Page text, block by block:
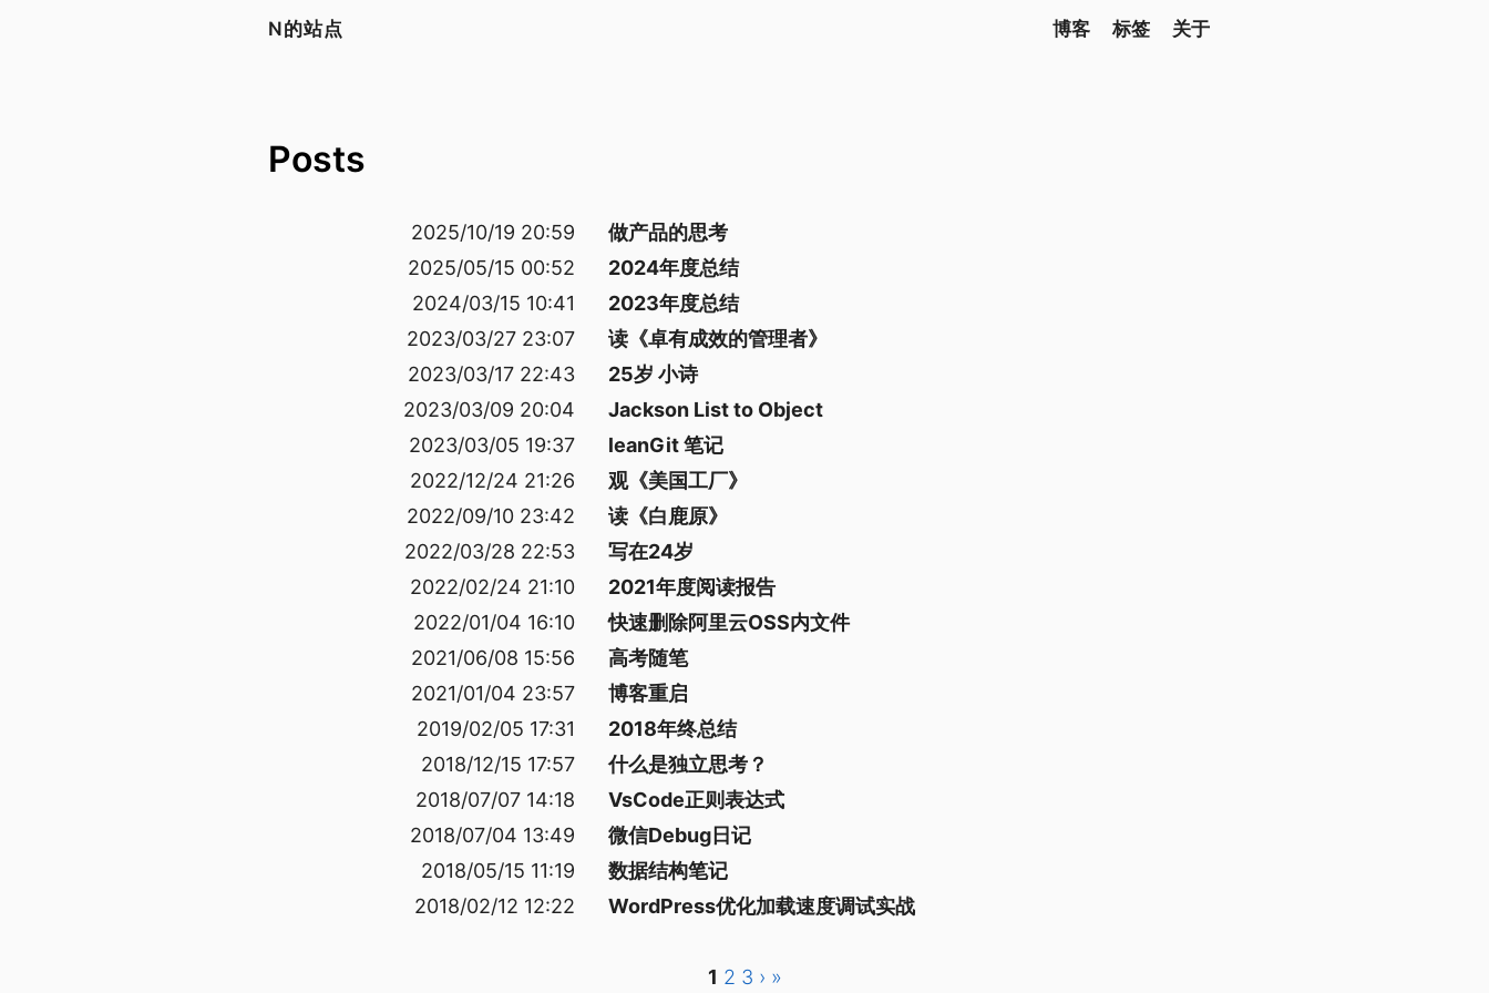
N的站点 博客 标签 关于
Posts
2025/10/19 20:59
做产品的思考
2025/05/15 00:52
2024年度总结
2024/03/15 10:41
2023年度总结
2023/03/27 23:07
读《卓有成效的管理者》
2023/03/17 22:43
25岁 小诗
2023/03/09 20:04
Jackson List to Object
2023/03/05 19:37
leanGit 笔记
2022/12/24 21:26
观《美国工厂》
2022/09/10 23:42
读《白鹿原》
2022/03/28 22:53
写在24岁
2022/02/24 21:10
2021年度阅读报告
2022/01/04 16:10
快速删除阿里云OSS内文件
2021/06/08 15:56
高考随笔
2021/01/04 23:57
博客重启
2019/02/05 17:31
2018年终总结
2018/12/15 17:57
什么是独立思考？
2018/07/07 14:18
VsCode正则表达式
2018/07/04 13:49
微信Debug日记
2018/05/15 11:19
数据结构笔记
2018/02/12 12:22
WordPress优化加载速度调试实战
1 2 3 › »